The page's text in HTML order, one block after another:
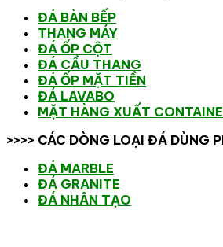
ĐÁ BÀN BẾP
THANG MÁY
ĐÁ ỐP CỘT
ĐÁ CẦU THANG
ĐÁ ỐP MẶT TIỀN
ĐÁ LAVABO
MẶT HÀNG XUẤT
>>>> CÁC DÒNG LOẠI ĐÁ DÙNG
ĐÁ MARBLE
ĐÁ GRANITE
ĐÁ NHÂN TẠO